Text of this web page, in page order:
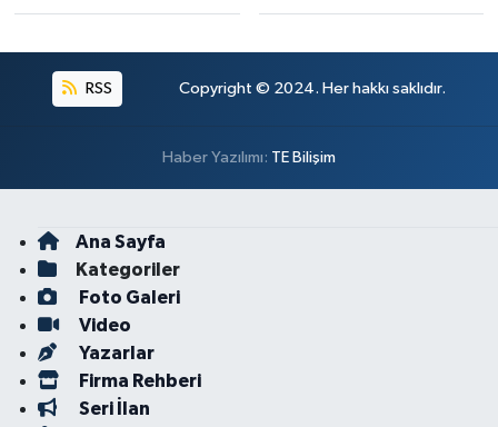
RSS Copyright © 2024. Her hakkı saklıdır.
Haber Yazılımı: TE Bilişim
Ana Sayfa
Kategoriler
Foto Galeri
Video
Yazarlar
Firma Rehberi
Seri İlan